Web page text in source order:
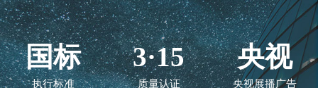
国标
执行标准
3·15
质量认证
央视
央视展播广告